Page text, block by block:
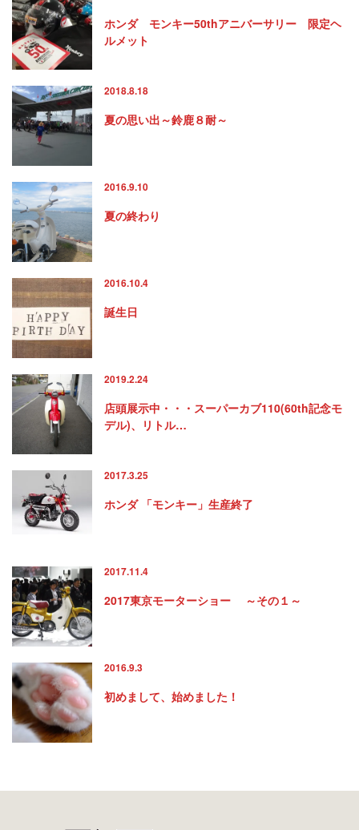
ホンダ モンキー50thアニバーサリー 限定ヘ
ルメット
2018.8.18
夏の思い出～鈴鹿８耐～
2016.9.10
夏の終わり
2016.10.4
誕生日
2019.2.24
店頭展示中・・・スーパーカブ110(60th記念モ
デル)、リトル…
2017.3.25
ホンダ 「モンキー」生産終了
2017.11.4
2017東京モーターショー ～その１～
2016.9.3
初めまして、始めました！